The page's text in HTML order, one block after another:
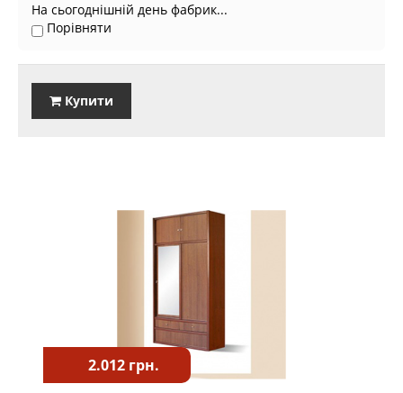
На сьогоднішній день фабрик...
Порівняти
Купити
2.012 грн.